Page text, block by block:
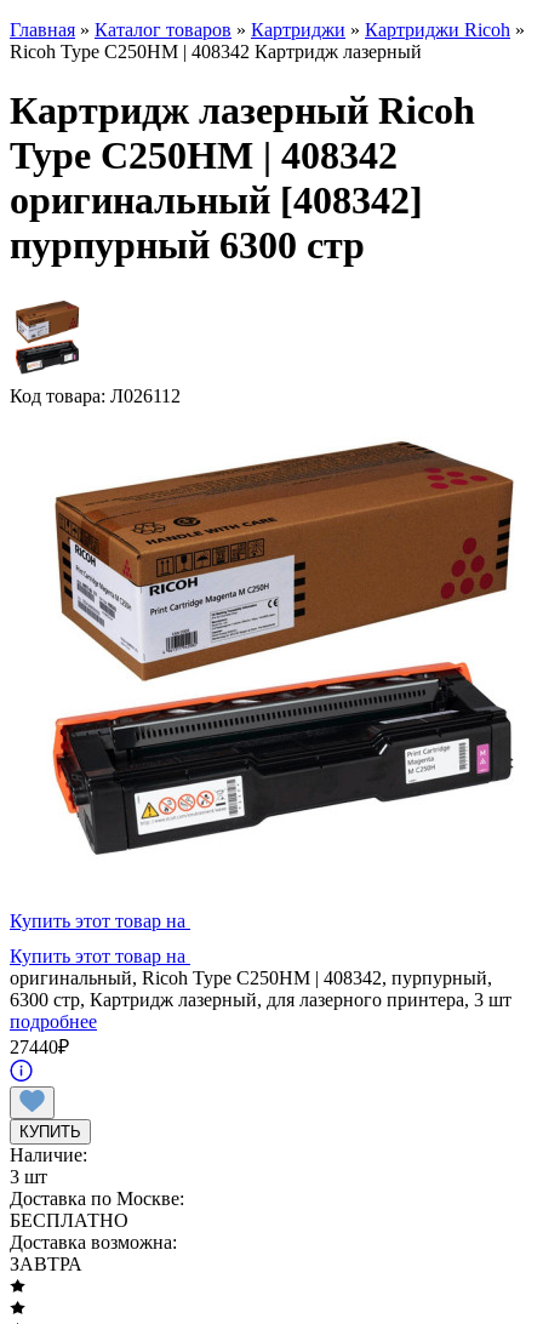
Главная » Каталог товаров » Картриджи » Картриджи Ricoh »
Ricoh Type C250HM | 408342 Картридж лазерный
Картридж лазерный Ricoh
Type C250HM | 408342
оригинальный [408342]
пурпурный 6300 стр
Код товара: Л026112
Купить этот товар на
Купить этот товар на
оригинальный, Ricoh Type C250HM | 408342, пурпурный,
6300 стр, Картридж лазерный, для лазерного принтера, 3 шт
подробнее
27440₽
КУПИТЬ
Наличие:
3 шт
Доставка по Москве:
БЕСПЛАТНО
Доставка возможна:
ЗАВТРА